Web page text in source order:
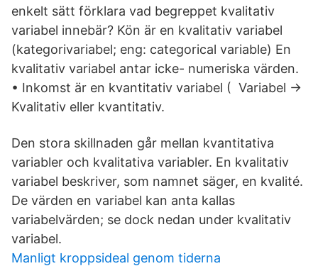
enkelt sätt förklara vad begreppet kvalitativ
variabel innebär? Kön är en kvalitativ variabel
(kategorivariabel; eng: categorical variable) En
kvalitativ variabel antar icke- numeriska värden.
• Inkomst är en kvantitativ variabel ( Variabel →
Kvalitativ eller kvantitativ.
Den stora skillnaden går mellan kvantitativa
variabler och kvalitativa variabler. En kvalitativ
variabel beskriver, som namnet säger, en kvalité.
De värden en variabel kan anta kallas
variabelvärden; se dock nedan under kvalitativ
variabel.
Manligt kroppsideal genom tiderna